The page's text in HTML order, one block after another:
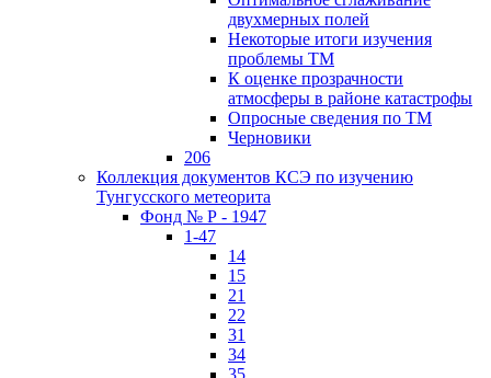
двухмерных полей
Некоторые итоги изучения
проблемы ТМ
К оценке прозрачности
атмосферы в районе катастрофы
Опросные сведения по ТМ
Черновики
206
Коллекция документов КСЭ по изучению
Тунгусского метеорита
Фонд № Р - 1947
1-47
14
15
21
22
31
34
35